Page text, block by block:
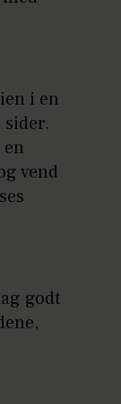
i en
vend
godt